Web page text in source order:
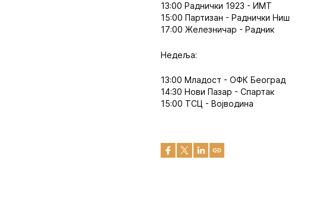
13:00 Раднички 1923 - ИМТ
15:00 Партизан - Раднички Ниш
17:00 Железничар - Радник
Недеља:
13:00 Младост - ОФК Београд
14:30 Нови Пазар - Спартак
15:00 ТСЦ - Војводина